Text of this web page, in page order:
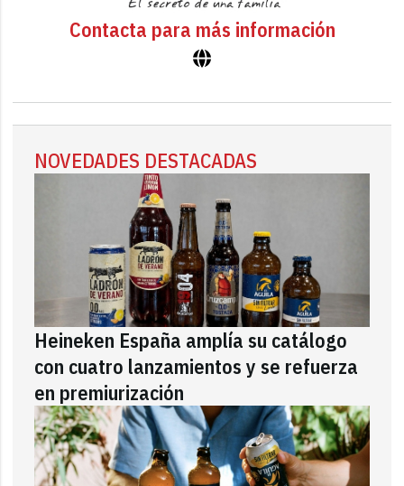
Contacta para más información
NOVEDADES DESTACADAS
Heineken España amplía su catálogo
con cuatro lanzamientos y se refuerza
en premiurización